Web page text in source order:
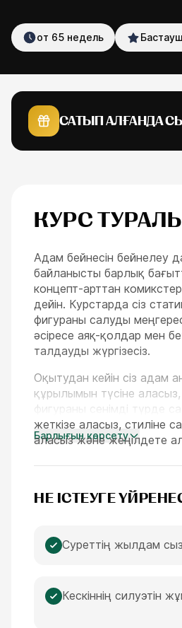
пакеттер ESC
от 65 недель
САТЫП АЛҒАНДА
КУРС
Адам бейнесін бейнелеу
байланысты барлық
концепт-арттан
дейін. Курстарда сіз
фигураны салуды
әсіресе аяқ-қолдар мен
талдауды жүргізесіз.
Оқытудан кейін сіз адам
құрылымын түсіне
фигураны сенімді түрде
жеткізе аласыз, стиліне
аласыз және жеңілдете
Барлығын көрсету
НЕ ІСТЕУГЕ
Суреттің жылдам
Кескіннің силуэтін